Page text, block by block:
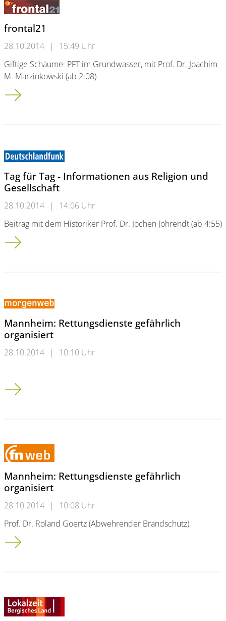
frontal21
28.10.2014 |
15:49 Uhr
Giftige Schäume: PFT im Grundwasser, mit Prof. Dr. Joachim
M. Marzinkowski (ab 2:08)
frontal21
Tag für Tag - Informationen aus Religion und
Gesellschaft
28.10.2014 |
14:06 Uhr
Beitrag mit dem Historiker Prof. Dr. Jochen Johrendt (ab 4:55)
Tag für Tag - Informationen aus Religion und Gesellschaft
Mannheim: Rettungsdienste gefährlich
organisiert
28.10.2014 | 10:10 Uhr
Mannheim: Rettungsdienste gefährlich organisiert
Mannheim: Rettungsdienste gefährlich
organisiert
28.10.2014 |
10:08 Uhr
Prof. Dr. Roland Goertz (Abwehrender Brandschutz)
Mannheim: Rettungsdienste gefährlich organisiert